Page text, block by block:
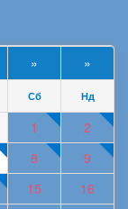
» »
Сб Нд
1
2
8
9
15
16